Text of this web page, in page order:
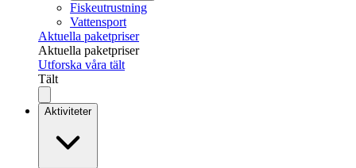
Fiskeutrustning
Vattensport
Aktuella paketpriser
Aktuella paketpriser
Utforska våra tält
Tält
Aktiviteter